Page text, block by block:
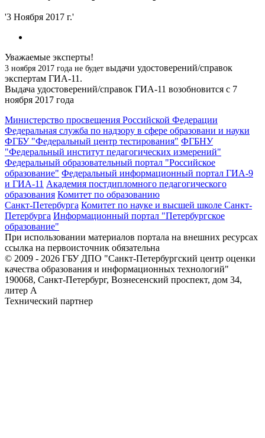
'3 Ноября 2017 г.'
Уважаемые эксперты!
3 ноября 2017 года не будет выдачи удостоверений/справок
экспертам ГИА-11.
Выдача удостоверений/справок ГИА-11 возобновится с 7
ноября 2017 года
Министерство просвещения Российской Федерации
Федеральная служба по надзору в сфере образовани и науки
ФГБУ "Федеральный центр тестирования" ФГБНУ
"Федеральный институт педагогических измерений"
Федеральный образовательный портал "Российское
образование" Федеральный информационный портал ГИА-9
и ГИА-11 Академия постдипломного педагогического
образования Комитет по образованию
Санкт-Петербурга Комитет по науке и высшей школе Санкт-
Петербурга Информационный портал "Петербургское
образование"
При использовании материалов портала на внешних ресурсах
ссылка на первоисточник обязательна
© 2009 - 2026 ГБУ ДПО "Санкт-Петербургский центр оценки
качества образования и информационных технологий"
190068, Санкт-Петербург, Вознесенский проспект, дом 34,
литер А
Технический партнер